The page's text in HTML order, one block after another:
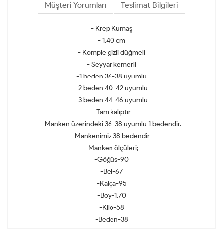
Müşteri Yorumları Teslimat Bilgileri
- Krep Kumaş
- 1.40 cm
- Komple gizli düğmeli
- Seyyar kemerli
-1 beden 36-38 uyumlu
-2 beden 40-42 uyumlu
-3 beden 44-46 uyumlu
- Tam kalıptır
-Manken üzerindeki 36-38 uyumlu 1 bedendir.
-Mankenimiz 38 bedendir
-Manken ölçüleri;
-Göğüs-90
-Bel-67
-Kalça-95
-Boy-1.70
-Kilo-58
-Beden-38